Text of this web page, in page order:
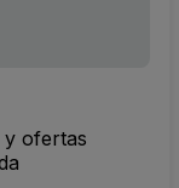
y ofertas